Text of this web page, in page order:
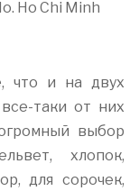
Ho Chi Minh
что и на двух
таки от них
выбор
хлопок,
для сорочек,